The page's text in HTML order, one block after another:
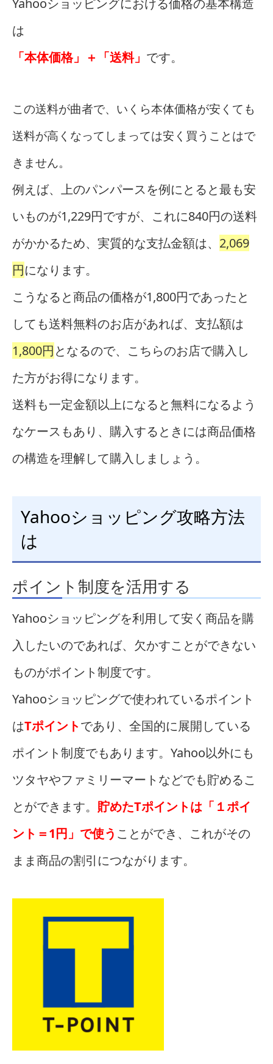
は
「本体価格」＋「送料」 です。
この送料が曲者で、いくら本体価格が安くても
送料が高くなってしまっては安く買うことはで
きません。
例えば、上のパンパースを例にとると最も安
いものが1,229円ですが、これに840円の送料
がかかるため、実質的な支払金額は、 2,069
円になります。
こうなると商品の価格が1,800円であったと
しても送料無料のお店があれば、支払額は
1,800円となるので、こちらのお店で購入し
た方がお得になります。
送料も一定金額以上になると無料になるよう
なケースもあり、購入するときには商品価格
の構造を理解して購入しましょう。
Yahooショッピング攻略方法
は
ポイント制度を活用する
Yahooショッピングを利用して安く商品を購
入したいのであれば、欠かすことができない
ものがポイント制度です。
Yahooショッピングで使われているポイント
はTポイントであり、全国的に展開している
ポイント制度でもあります。Yahoo以外にも
ツタヤやファミリーマートなどでも貯めるこ
とができます。 貯めたTポイントは「１ポイ
ント＝1円」で使う ことができ、これがその
まま商品の割引につながります。